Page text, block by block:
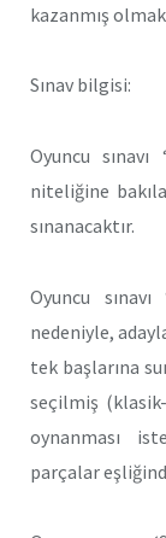
kazanmış
Sınav bilgisi:
Oyuncu
niteliğine
sınanacaktır.
Oyuncu
nedeniyle,
tek başlarına
seçilmiş
oynanması
parçalar